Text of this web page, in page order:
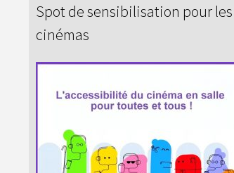
Spot de sensibilisation pour les
cinémas